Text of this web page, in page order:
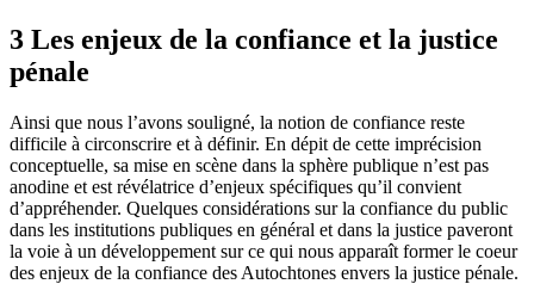
3 Les enjeux de la confiance et la justice
pénale
Ainsi que nous l’avons souligné, la notion de confiance reste
difficile à circonscrire et à définir. En dépit de cette imprécision
conceptuelle, sa mise en scène dans la sphère publique n’est pas
anodine et est révélatrice d’enjeux spécifiques qu’il convient
d’appréhender. Quelques considérations sur la confiance du public
dans les institutions publiques en général et dans la justice paveront
la voie à un développement sur ce qui nous apparaît former le coeur
des enjeux de la confiance des Autochtones envers la justice pénale.